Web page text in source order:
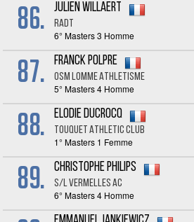
86. Julien WILLAERT
RADT
6° Masters 3 Homme
87. Franck POLPRE
OSM LOMME ATHLETISME
5° Masters 4 Homme
88. Elodie DUCROCQ
TOUQUET ATHLETIC CLUB
1° Masters 1 Femme
89. Christophe PHILIPS
S/L VERMELLES AC
6° Masters 4 Homme